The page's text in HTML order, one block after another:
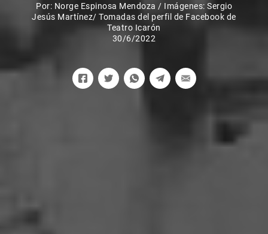
Por: Norge Espinosa Mendoza / Imágenes: Sergio
Jesús Martínez/ Tomadas del perfil de Facebook de
Teatro Icarón
30/6/2022